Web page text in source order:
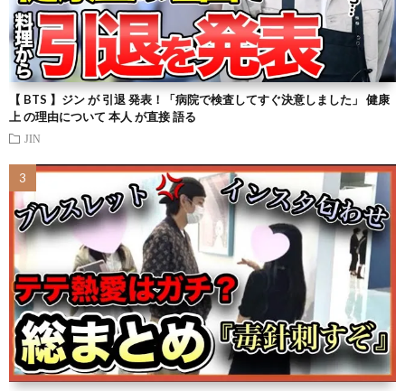
【 BTS 】ジン が 引退 発表！「病院で検査してすぐ決意しました」 健康
上 の理由について 本人 が直接 語る
JIN